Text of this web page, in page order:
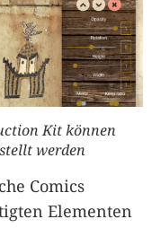
Kit können
werden
Comics
Elementen